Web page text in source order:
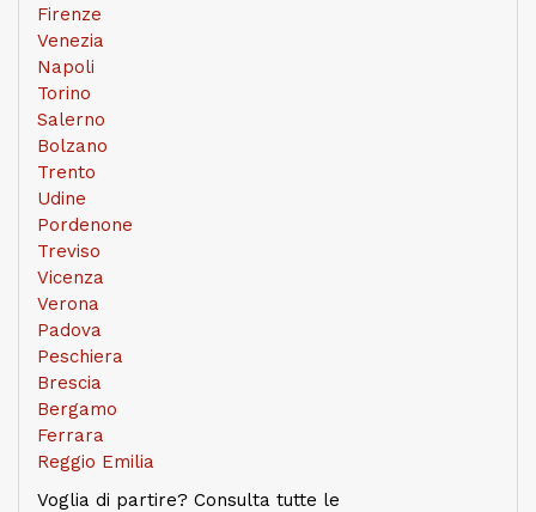
Firenze
Venezia
Napoli
Torino
Salerno
Bolzano
Trento
Udine
Pordenone
Treviso
Vicenza
Verona
Padova
Peschiera
Brescia
Bergamo
Ferrara
Reggio Emilia
Voglia di partire? Consulta tutte le